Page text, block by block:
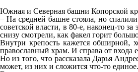
Южная и Северная башни Копорской
– На средней башне стояла, но
советской власти, в 80-е, наконец-то
снизу смотрели, как факел горит
Внутри крепость кажется обширной,
православный храм. И справа от входа
Но из того, что рассказала Дарья
может, из них и сложится что-то